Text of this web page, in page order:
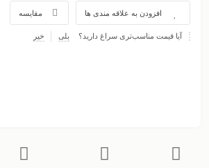
مقایسه افزودن به علاقه مندی ها
آیا قیمت مناسب‌تری سراغ دارید؟ بلی خیر